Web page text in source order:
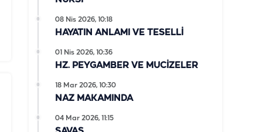
HAYATIN ANLAMI VE TESELLİ
08 Nis 2026, 10:18
HZ. PEYGAMBER VE MUCİZELER
01 Nis 2026, 10:36
NAZ MAKAMINDA
18 Mar 2026, 10:30
04 Mar 2026, 11:15